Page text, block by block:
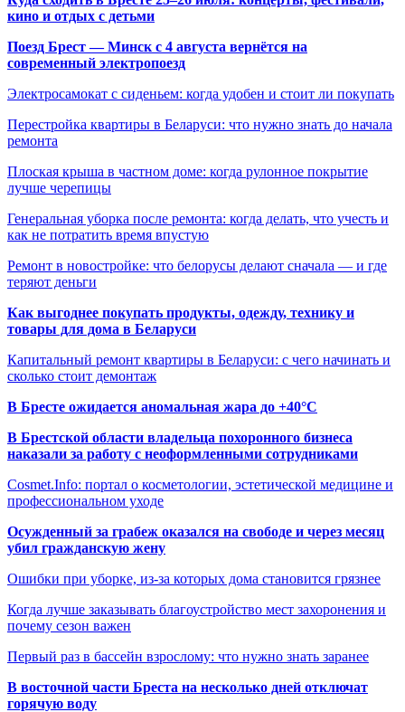
кино и отдых с детьми
Поезд Брест — Минск с 4 августа вернётся на
современный электропоезд
Электросамокат с сиденьем: когда удобен и стоит ли покупать
Перестройка квартиры в Беларуси: что нужно знать до начала
ремонта
Плоская крыша в частном доме: когда рулонное покрытие
лучше черепицы
Генеральная уборка после ремонта: когда делать, что учесть и
как не потратить время впустую
Ремонт в новостройке: что белорусы делают сначала — и где
теряют деньги
Как выгоднее покупать продукты, одежду, технику и
товары для дома в Беларуси
Капитальный ремонт квартиры в Беларуси: с чего начинать и
сколько стоит демонтаж
В Бресте ожидается аномальная жара до +40°C
В Брестской области владельца похоронного бизнеса
наказали за работу с неоформленными сотрудниками
Cosmet.Info: портал о косметологии, эстетической медицине и
профессиональном уходе
Осужденный за грабеж оказался на свободе и через месяц
убил гражданскую жену
Ошибки при уборке, из-за которых дома становится грязнее
Когда лучше заказывать благоустройство мест захоронения и
почему сезон важен
Первый раз в бассейн взрослому: что нужно знать заранее
В восточной части Бреста на несколько дней отключат
горячую воду